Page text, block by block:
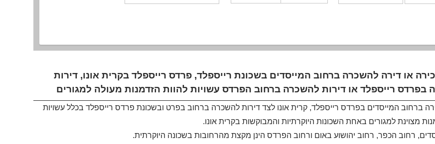
או דירה להשכרה ברחוב המייסדים בשכונת רייספלד, פרדס רייספלד בקרית אונו, דירות
בפרדס רייספלד או דירות להשכרה ברחוב הפרדס עשויות להוות הזדמנות מעולה למגורים
ברחוב המייסדים בפרדס רייספלד, קרית אונו לצד דירות להשכרה ברחוב בפרט ובשכונת פרדס רייספלד בכלל עשויות
מצוינת למגורים באחת השכונות היוקרתיות והמבוקשות בקרית אונו.
רחוב הכפר, רחוב יהושוע באום ורחוב הפרדס הינן מקצת מהרחובות בשכונה היוקרתית.